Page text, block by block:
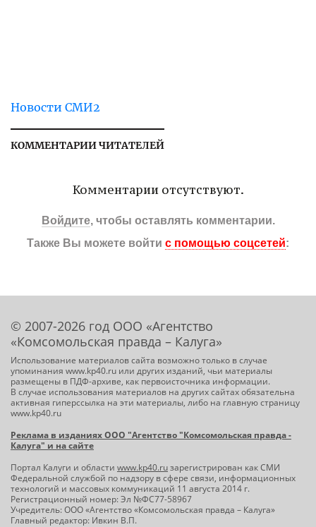
Новости СМИ2
КОММЕНТАРИИ ЧИТАТЕЛЕЙ
Комментарии отсутствуют.
Войдите, чтобы оставлять комментарии.
Также Вы можете войти с помощью соцсетей:
© 2007-2026 год ООО «Агентство
«Комсомольская правда – Калуга»
Использование материалов сайта возможно только в случае
упоминания www.kp40.ru или других изданий, чьи материалы
размещены в ПДФ-архиве, как первоисточника информации.
В случае использования материалов на других сайтах обязательна
активная гиперссылка на эти материалы, либо на главную страницу
www.kp40.ru
Реклама в изданиях ООО "Агентство "Комсомольская правда -
Калуга" и на сайте
Портал Калуги и области www.kp40.ruзарегистрирован как СМИ
Федеральной службой по надзору в сфере связи, информационных
технологий и массовых коммуникаций 11 августа 2014 г.
Регистрационный номер: Эл №ФС77-58967
Учредитель: ООО «Агентство «Комсомольская правда – Калуга»
Главный редактор: Ивкин В.П.